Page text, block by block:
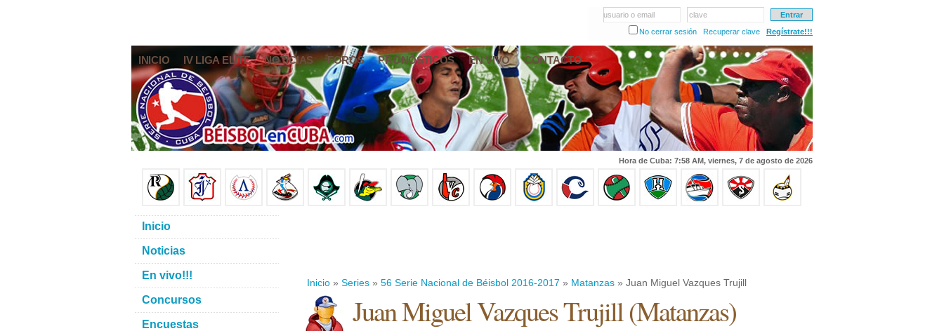
usuario o email
clave
No cerrar sesión
Recuperar clave Regístrate!!!
INICIO IV LIGA ELITE NOTICIAS FOROS PRONÓSTICOS EN VIVO CONTACTO
Hora de Cuba: 7:58 AM, viernes, 7 de agosto de 2026
Inicio » Series » 56 Serie Nacional de Béisbol 2016-2017 » Matanzas » Juan Miguel Vazques Trujill
Juan Miguel Vazques Trujill(Matanzas)
Inicio
Noticias
En vivo!!!
Concursos
Encuestas